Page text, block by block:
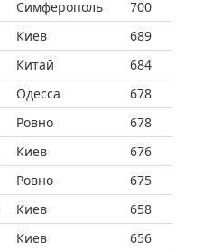
Симферополь
700
Киев
689
Китай
684
Одесса
678
Ровно
678
Киев
676
Ровно
675
Киев
658
Киев
656